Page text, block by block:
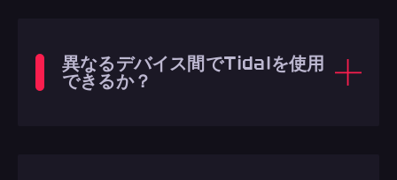
異なるデバイス間でTidalを使用
できるか？